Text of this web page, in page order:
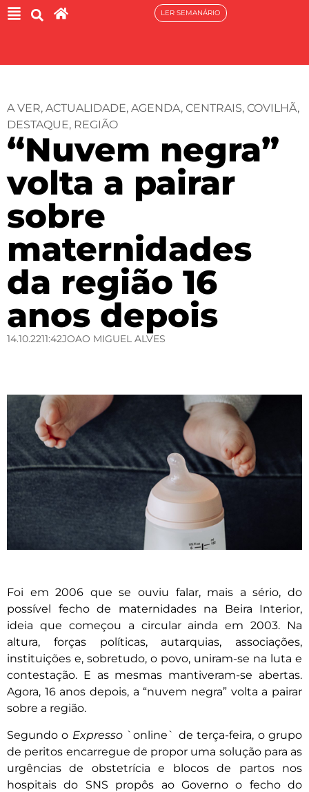
LER SEMANÁRIO
A VER, ACTUALIDADE, AGENDA, CENTRAIS, COVILHÃ,
DESTAQUE, REGIÃO
“Nuvem negra”
volta a pairar
sobre
maternidades
da região 16
anos depois
14.10.2211:42JOAO MIGUEL ALVES
Foi em 2006 que se ouviu falar, mais a sério, do
possível fecho de maternidades na Beira Interior,
ideia que começou a circular ainda em 2003. Na
altura, forças políticas, autarquias, associações,
instituições e, sobretudo, o povo, uniram-se na luta e
contestação. E as mesmas mantiveram-se abertas.
Agora, 16 anos depois, a “nuvem negra” volta a pairar
sobre a região.
Segundo o Expresso `online` de terça-feira, o grupo
de peritos encarregue de propor uma solução para as
urgências de obstetrícia e blocos de partos nos
hospitais do SNS propôs ao Governo o fecho do